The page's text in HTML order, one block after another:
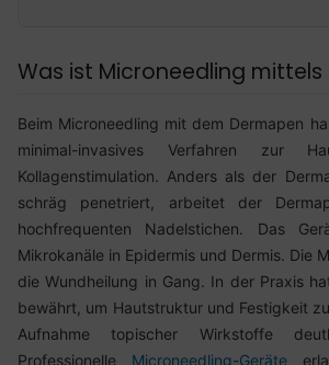
Was ist Microneedling mittels
Beim Microneedling mit dem Dermapen
minimal-invasives Verfahren zur
Kollagenstimulation. Anders als der
schräg penetriert, arbeitet der
hochfrequenten Nadelstichen. Das
Mikrokanäle in Epidermis und Dermis. Die
die Wundheilung in Gang. In der Praxis
bewährt, um Hautstruktur und Festigkeit
Aufnahme topischer Wirkstoffe
Professionelle Microneedling-Geräte